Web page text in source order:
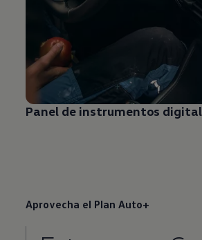
Panel de instrumentos digital
Aprovecha el Plan Auto+